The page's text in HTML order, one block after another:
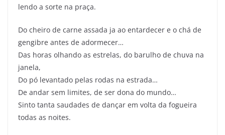
lendo a sorte na praça.
Do cheiro de carne assada ja ao entardecer e o chá de
gengibre antes de adormecer…
Das horas olhando as estrelas, do barulho de chuva na
janela,
Do pó levantado pelas rodas na estrada…
De andar sem limites, de ser dona do mundo…
Sinto tanta saudades de dançar em volta da fogueira
todas as noites.